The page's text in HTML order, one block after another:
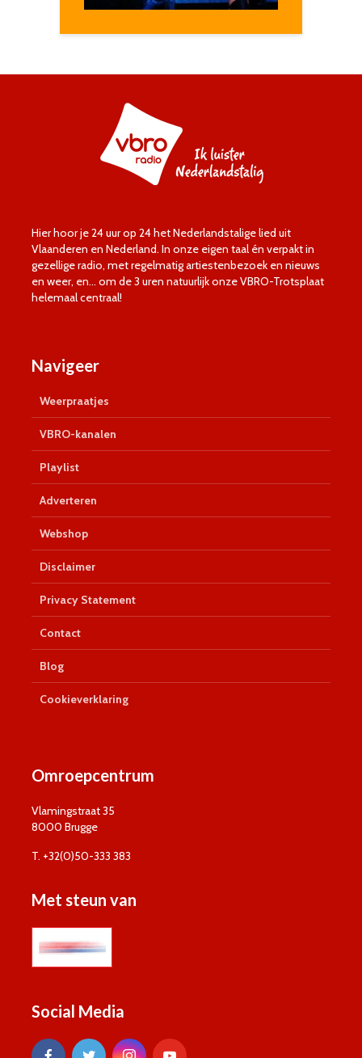
Hier hoor je 24 uur op 24 het Nederlandstalige lied uit
Vlaanderen en Nederland. In onze eigen taal én verpakt in
gezellige radio, met regelmatig artiestenbezoek en nieuws
en weer, en… om de 3 uren natuurlijk onze VBRO-Trotsplaat
helemaal centraal!
Navigeer
Weerpraatjes
VBRO-kanalen
Playlist
Adverteren
Webshop
Disclaimer
Privacy Statement
Contact
Blog
Cookieverklaring
Omroepcentrum
Vlamingstraat 35
8000 Brugge
T. +32(0)50-333 383
Met steun van
Social Media